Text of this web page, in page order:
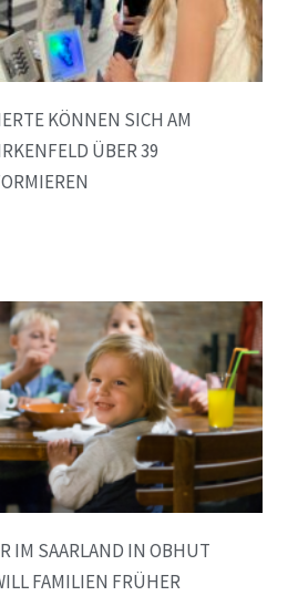
KÖNNEN SICH AM
ÜBER 39
IM SAARLAND IN OBHUT
FAMILIEN FRÜHER